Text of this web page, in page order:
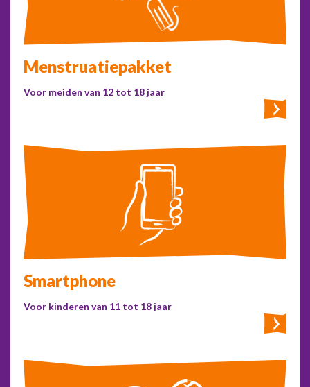
Menstruatiepakket
Voor meiden van 12 tot 18 jaar
Smartphone
Voor kinderen van 11 tot 18 jaar